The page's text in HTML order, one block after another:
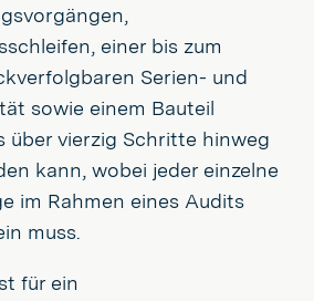
einer bis zum
Serien- und
sowie einem Bauteil
über vierzig Schritte hinweg
kann, wobei jeder einzelne
im Rahmen eines Audits
muss.
für ein